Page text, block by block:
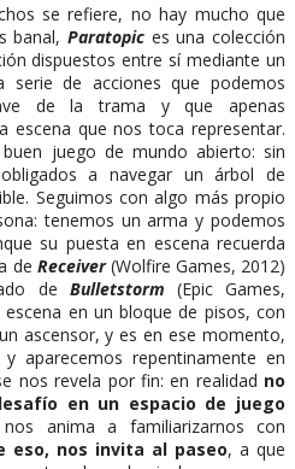
se refiere, no hay mucho que
banal, Paratopic es una colección
dispuestos entre sí mediante un
serie de acciones que podemos
de la trama y que apenas
escena que nos toca representar.
juego de mundo abierto: sin
a navegar un árbol de
Seguimos con algo más propio
tenemos un arma y podemos
su puesta en escena recuerda
de Receiver(Wolfire Games, 2012)
de Bulletstorm (Epic Games,
en un bloque de pisos, con
ascensor, y es en ese momento,
aparecemos repentinamente en
nos revela por fin: en realidad no
en un espacio de juego
anima a familiarizarnos con
eso, nos invita al paseo, a que